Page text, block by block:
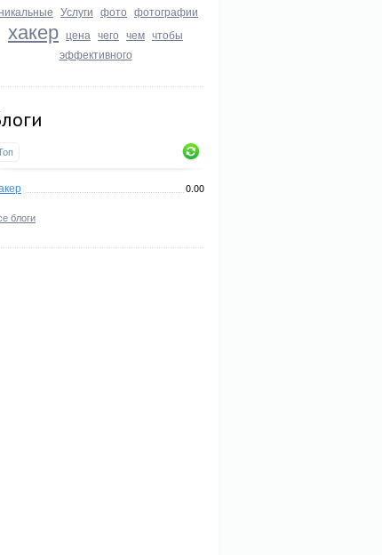
Услуги фото фотографии
хакер цена чего чем чтобы
эффективного
0.00
блоги